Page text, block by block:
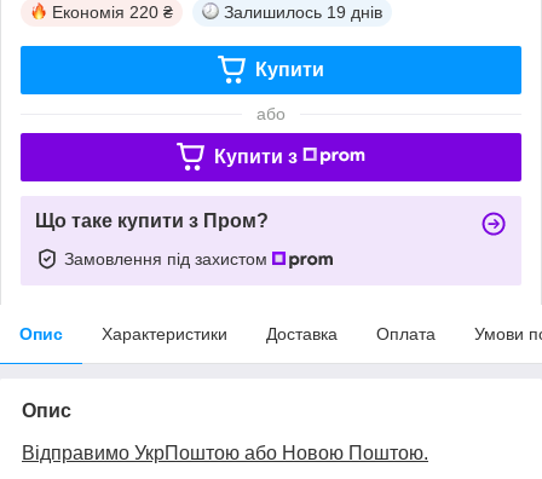
Економія 220 ₴ Залишилось 19 днів
Купити
або
Купити з
Що таке купити з Пром?
Замовлення під захистом
Опис Характеристики Доставка Оплата Умови
Опис
Відправимо УкрПоштою або Новою Поштою.